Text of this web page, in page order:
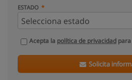
ESTADO
Acepta la política de privacidad
Solicita